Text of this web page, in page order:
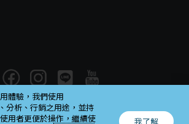
Copyright © 2026
份有限公司.All rights reserved.Design byEG.
體驗，我們使用
分析、行銷之用途，並持
用者更便於操作，繼續使
我了解